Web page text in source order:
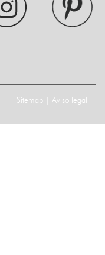
Sitemap Aviso legal